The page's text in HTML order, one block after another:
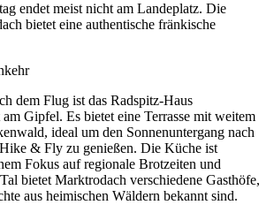
endet meist nicht am Landeplatz. Die
bietet eine authentische fränkische
dem Flug ist das Radspitz-Haus
Gipfel. Es bietet eine Terrasse mit weitem
ideal um den Sonnenuntergang nach
& Fly zu genießen. Die Küche ist
Fokus auf regionale Brotzeiten und
bietet Marktrodach verschiedene Gasthöfe,
aus heimischen Wäldern bekannt sind.